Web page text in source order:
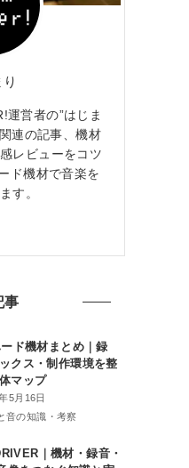
運営者の”はじま
連の記事、機材
レビューをコツ
ド機材で音楽を
す。
事
ド機材まとめ｜録
クス・制作環境を整
マップ
5月16日
音の知識・考察
｜機材・録音・